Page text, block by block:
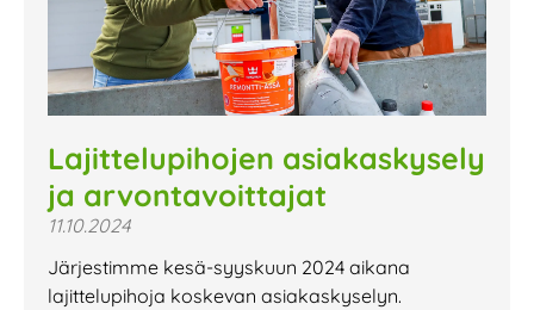
Lajittelupihojen asiakaskysely
ja arvontavoittajat
11.10.2024
Järjestimme kesä-syyskuun 2024 aikana
lajittelupihoja koskevan asiakaskyselyn.